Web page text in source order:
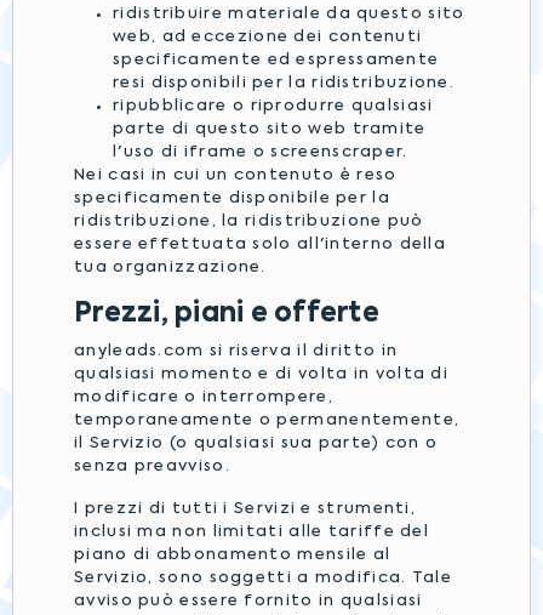
ridistribuire materiale da questo sito
web, ad eccezione dei contenuti
specificamente ed espressamente
resi disponibili per la ridistribuzione.
ripubblicare o riprodurre qualsiasi
parte di questo sito web tramite
l'uso di iframe o screenscraper.
Nei casi in cui un contenuto è reso
specificamente disponibile per la
ridistribuzione, la ridistribuzione può
essere effettuata solo all'interno della
tua organizzazione.
Prezzi, piani e offerte
anyleads.com si riserva il diritto in
qualsiasi momento e di volta in volta di
modificare o interrompere,
temporaneamente o permanentemente,
il Servizio (o qualsiasi sua parte) con o
senza preavviso.
I prezzi di tutti i Servizi e strumenti,
inclusi ma non limitati alle tariffe del
piano di abbonamento mensile al
Servizio, sono soggetti a modifica. Tale
avviso può essere fornito in qualsiasi